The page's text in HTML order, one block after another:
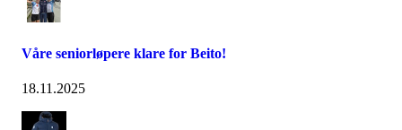
Våre seniorløpere klare for Beito!
18.11.2025